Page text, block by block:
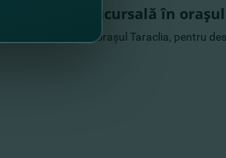
o nouă sucursală în
unei noi agenţii în oraşul Taraclia, pentru